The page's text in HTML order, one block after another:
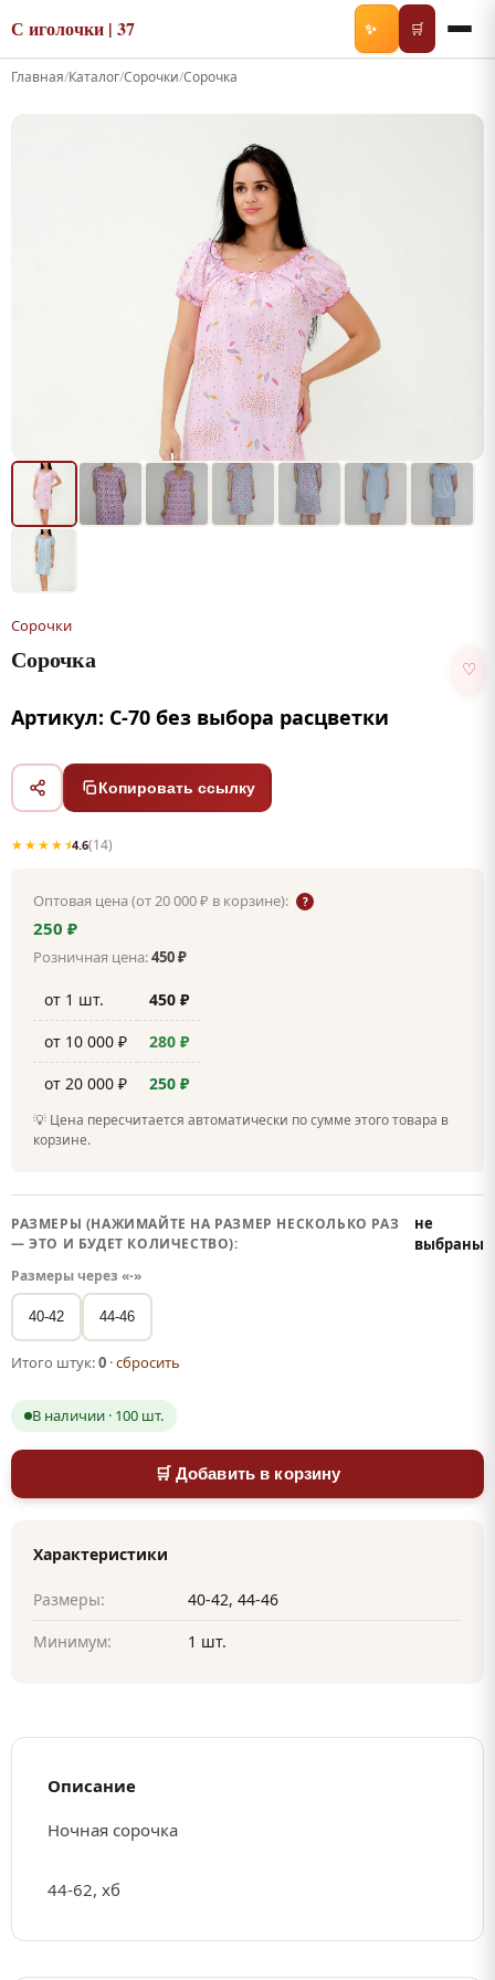
С иголочки | 37 ✨ 🛒
Главная/Каталог/Сорочки/Сорочка
Сорочки
Сорочка ♡
Артикул: С-70 без выбора расцветки
Копировать ссылку
★★★★⯨4.6(14)
Оптовая цена (от 20 000 ₽ в корзине): ?
250 ₽
Розничная цена:450 ₽
от 1 шт.
450 ₽
от 10 000 ₽
280 ₽
от 20 000 ₽
250 ₽
💡 Цена пересчитается автоматически по сумме этого товара в
корзине.
РАЗМЕРЫ (НАЖИМАЙТЕ НА РАЗМЕР НЕСКОЛЬКО РАЗ
— ЭТО И БУДЕТ КОЛИЧЕСТВО):
не
выбраны
Размеры через «-»
40-42 44-46
Итого штук:0 ·сбросить
В наличии · 100 шт.
🛒 Добавить в корзину
Характеристики
Размеры:
40-42, 44-46
Минимум:
1 шт.
Описание
Ночная сорочка
44-62, хб